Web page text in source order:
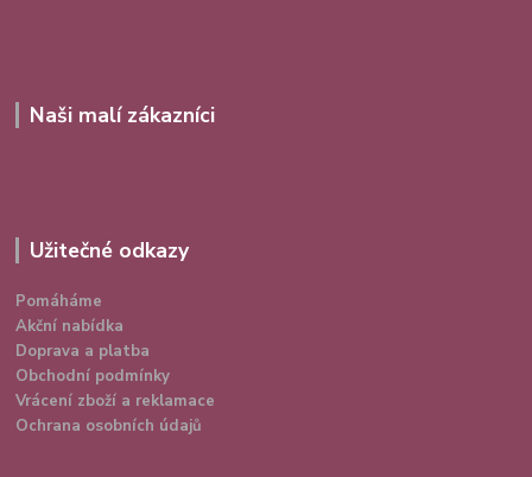
Naši malí zákazníci
Užitečné odkazy
Pomáháme
Akční nabídka
Doprava a platba
Obchodní podmínky
Vrácení zboží a reklamace
Ochrana osobních údajů